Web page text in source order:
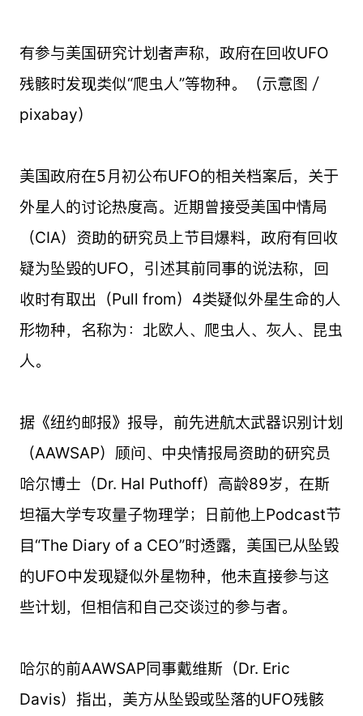
有参与美国研究计划者声称，政府在回收UFO
残骸时发现类似“爬虫人”等物种。（示意图／
pixabay）
美国政府在5月初公布UFO的相关档案后，关于
外星人的讨论热度高。近期曾接受美国中情局
（CIA）资助的研究员上节目爆料，政府有回收
疑为坠毁的UFO，引述其前同事的说法称，回
收时有取出（Pull from）4类疑似外星生命的人
形物种，名称为：北欧人、爬虫人、灰人、昆虫
人。
据《纽约邮报》报导，前先进航太武器识别计划
（AAWSAP）顾问、中央情报局资助的研究员
哈尔博士（Dr. Hal Puthoff）高龄89岁，在斯
坦福大学专攻量子物理学；日前他上Podcast节
目“The Diary of a CEO”时透露，美国已从坠毁
的UFO中发现疑似外星物种，他未直接参与这
些计划，但相信和自己交谈过的参与者。
哈尔的前AAWSAP同事戴维斯（Dr. Eric
Davis）指出，美方从坠毁或坠落的UFO残骸